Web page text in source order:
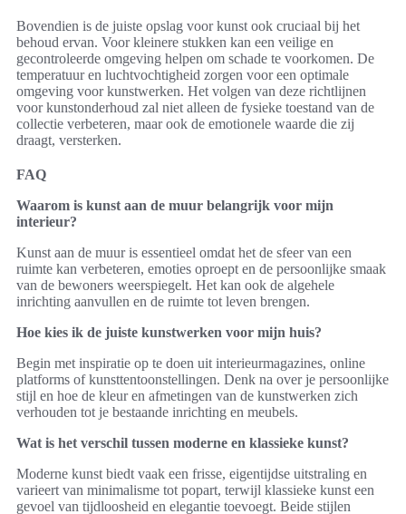
Bovendien is de juiste opslag voor kunst ook cruciaal bij het
behoud ervan. Voor kleinere stukken kan een veilige en
gecontroleerde omgeving helpen om schade te voorkomen. De
temperatuur en luchtvochtigheid zorgen voor een optimale
omgeving voor kunstwerken. Het volgen van deze richtlijnen
voor kunstonderhoud zal niet alleen de fysieke toestand van de
collectie verbeteren, maar ook de emotionele waarde die zij
draagt, versterken.
FAQ
Waarom is kunst aan de muur belangrijk voor mijn
interieur?
Kunst aan de muur is essentieel omdat het de sfeer van een
ruimte kan verbeteren, emoties oproept en de persoonlijke smaak
van de bewoners weerspiegelt. Het kan ook de algehele
inrichting aanvullen en de ruimte tot leven brengen.
Hoe kies ik de juiste kunstwerken voor mijn huis?
Begin met inspiratie op te doen uit interieurmagazines, online
platforms of kunsttentoonstellingen. Denk na over je persoonlijke
stijl en hoe de kleur en afmetingen van de kunstwerken zich
verhouden tot je bestaande inrichting en meubels.
Wat is het verschil tussen moderne en klassieke kunst?
Moderne kunst biedt vaak een frisse, eigentijdse uitstraling en
varieert van minimalisme tot popart, terwijl klassieke kunst een
gevoel van tijdloosheid en elegantie toevoegt. Beide stijlen